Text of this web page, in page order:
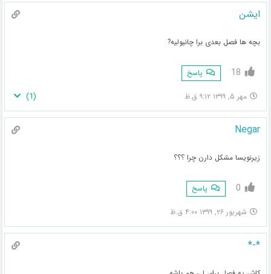
ایشن
بچه ها فصل بعدی برا چانیولیه?
18 پاسخ
مهر ۵, ۱۳۹۹ ۹:۱۲ ق.ظ (
1
)
Negar
زیرنویسا مشکل دارن چرا ؟؟؟
0 پاسخ
شهریور ۲۶, ۱۳۹۹ ۴:۰۰ ق.ظ
*-*